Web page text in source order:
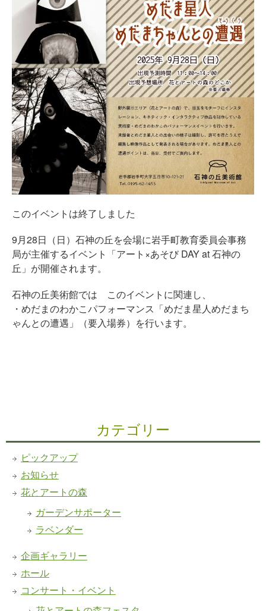
このイベントは終了しました
9月28日（日）石神の丘を会場に岩手町教育委員会事務
局が主催するイベント「アート×あそび DAY at 石神の
丘」が開催されます。
石神の丘美術館では このイベントに関連し、
・めだまのわかこパフォーマンス「めだま星人めだまち
ゃんとの遭遇」（要入場券）を行います。
カテゴリー
ピックアップ
お知らせ
花とアートの森
ガーデンサポーター
ラベンダー
企画ギャラリー
ホール
コンサート・イベント